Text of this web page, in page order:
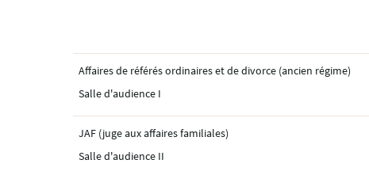
Affaires de référés ordinaires et de divorce (ancien régime)
Salle d'audience I
JAF (juge aux affaires familiales)
Salle d'audience II